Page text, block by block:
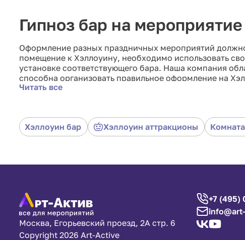
Гипноз бар на мероприятие
Оформление разных праздничных мероприятий
помещение к Хэллоуину, необходимо использовать
установке соответствующего бара. Наша компания
способна организовать правильное оформление на
хочет удивить гостей и помочь полноценно
Читать все
Хэллоуин бар Хэллоуин аттракционы
Москва, Егорьевский проезд, 2А стр. 6
Copyright 2026 Art-Active
+7 (495)